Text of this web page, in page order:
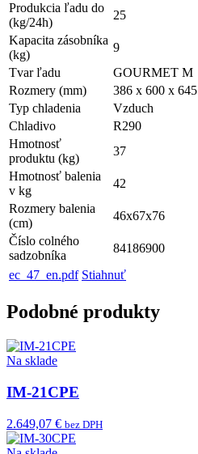
Produkcia ľadu do
(kg/24h)
25
Kapacita zásobníka
(kg)
9
Tvar ľadu
GOURMET M
Rozmery (mm)
386 x 600 x 645
Typ chladenia
Vzduch
Chladivo
R290
Hmotnosť
produktu (kg)
37
Hmotnosť balenia
v kg
42
Rozmery balenia
(cm)
46x67x76
Číslo colného
sadzobníka
84186900
ec_47_en.pdf Stiahnuť
Podobné produkty
Na sklade
IM-21CPE
2.649,07 € bez DPH